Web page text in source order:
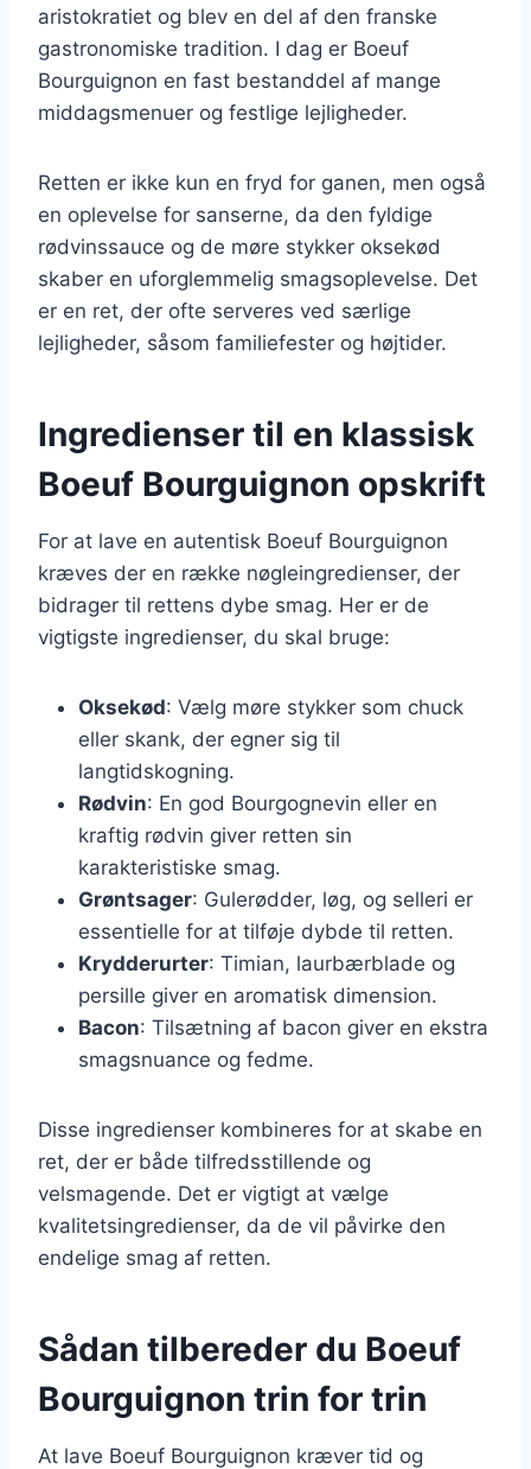
aristokratiet og blev en del af den franske
gastronomiske tradition. I dag er Boeuf
Bourguignon en fast bestanddel af mange
middagsmenuer og festlige lejligheder.
Retten er ikke kun en fryd for ganen, men også
en oplevelse for sanserne, da den fyldige
rødvinssauce og de møre stykker oksekød
skaber en uforglemmelig smagsoplevelse. Det
er en ret, der ofte serveres ved særlige
lejligheder, såsom familiefester og højtider.
Ingredienser til en klassisk
Boeuf Bourguignon opskrift
For at lave en autentisk Boeuf Bourguignon
kræves der en række nøgleingredienser, der
bidrager til rettens dybe smag. Her er de
vigtigste ingredienser, du skal bruge:
Oksekød: Vælg møre stykker som chuck
eller skank, der egner sig til
langtidskogning.
Rødvin: En god Bourgognevin eller en
kraftig rødvin giver retten sin
karakteristiske smag.
Grøntsager: Gulerødder, løg, og selleri er
essentielle for at tilføje dybde til retten.
Krydderurter: Timian, laurbærblade og
persille giver en aromatisk dimension.
Bacon: Tilsætning af bacon giver en ekstra
smagsnuance og fedme.
Disse ingredienser kombineres for at skabe en
ret, der er både tilfredsstillende og
velsmagende. Det er vigtigt at vælge
kvalitetsingredienser, da de vil påvirke den
endelige smag af retten.
Sådan tilbereder du Boeuf
Bourguignon trin for trin
At lave Boeuf Bourguignon kræver tid og